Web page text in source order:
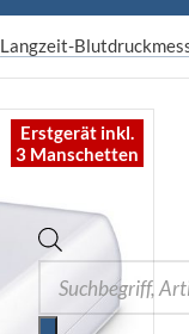
Langzeit-
Erstgerät inkl.
3 Manschetten